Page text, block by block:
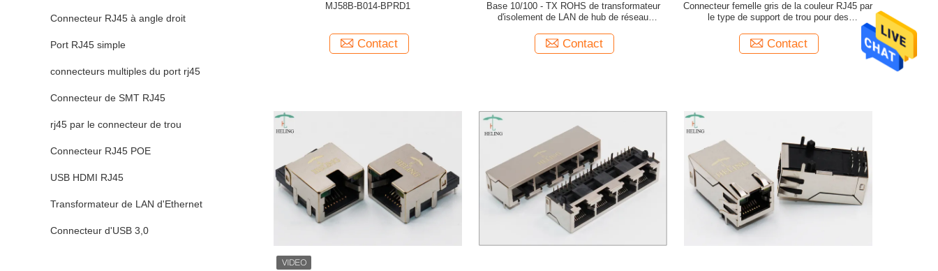
Connecteur RJ45 à angle droit
Port RJ45 simple
connecteurs multiples du port rj45
Connecteur de SMT RJ45
rj45 par le connecteur de trou
Connecteur RJ45 POE
USB HDMI RJ45
Transformateur de LAN d'Ethernet
Connecteur d'USB 3,0
MJ58B-B014-BPRD1
Contact
Base 10/100 - TX ROHS de transformateur
d'isolement de LAN de hub de réseau
Contact
Connecteur femelle gris de la couleur RJ45 par
le type de support de trou pour des
Contact